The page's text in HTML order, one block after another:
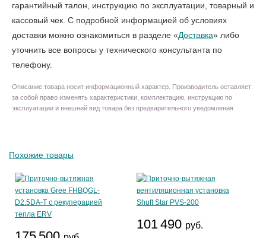
гарантийный талон, инструкцию по эксплуатации, товарный и
кассовый чек. С подробной информацией об условиях
доставки можно ознакомиться в разделе «Доставка» либо
уточнить все вопросы у технического консультанта по
телефону.
Описание товара носит информационный характер. Производитель оставляет
за собой право изменять характеристики, комплектацию, инструкцию по
эксплуатации и внешний вид товара без предварительного уведомления.
Похожие товары
101 490 руб.